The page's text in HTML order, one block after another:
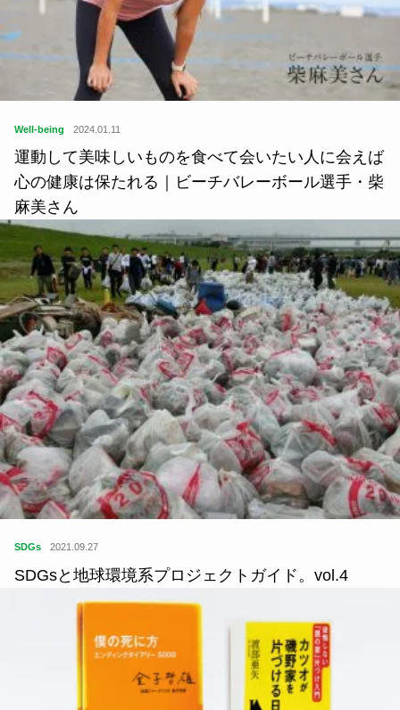
Well-being 2024.01.11
運動して美味しいものを食べて会いたい人に会えば
心の健康は保たれる｜ビーチバレーボール選手・柴
麻美さん
SDGs 2021.09.27
SDGsと地球環境系プロジェクトガイド。vol.4